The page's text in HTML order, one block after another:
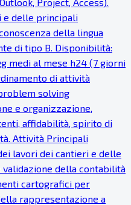
e delle principali
della lingua
di tipo B. Disponibilità:
medi al mese h24 (7 giorni
di attività
solving
e organizzazione,
affidabilità, spirito di
Attività Principali
lavori dei cantieri e delle
della contabilità
cartografici per
rappresentazione a